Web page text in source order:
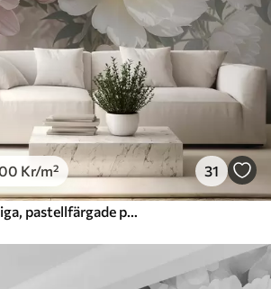
/m²
/m²
Kr/m² 31